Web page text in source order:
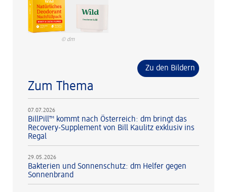
© dm
Zu den Bildern
Zum Thema
07.07.2026
BillPill™ kommt nach Österreich: dm bringt das
Recovery-Supplement von Bill Kaulitz exklusiv ins
Regal
29.05.2026
Bakterien und Sonnenschutz: dm Helfer gegen
Sonnenbrand